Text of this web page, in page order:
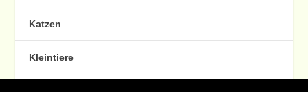
Katzen
Kleintiere